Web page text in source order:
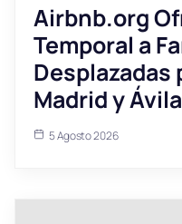
Airbnb.org
Temporal a
Desplazadas
Madrid y Ávila
5 Agosto 2026